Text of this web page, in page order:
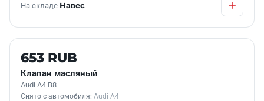
На складе Навес
Б/У В НАЛИЧИИ
653 RUB
Клапан масляный
Audi A4 B8
Снято с автомобиля: Audi A4